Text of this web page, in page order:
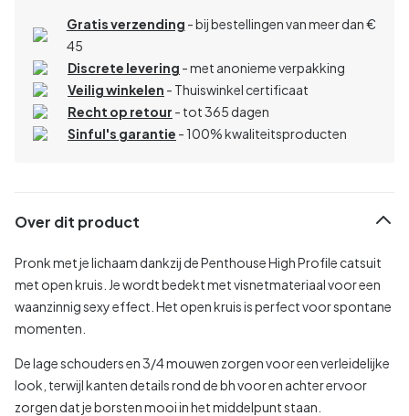
Gratis verzending - bij bestellingen van meer dan €
45
Discrete levering - met anonieme verpakking
Veilig winkelen - Thuiswinkel certificaat
Recht op retour - tot 365 dagen
Sinful's garantie - 100% kwaliteitsproducten
Over dit product
Pronk met je lichaam dankzij de Penthouse High Profile catsuit
met open kruis. Je wordt bedekt met visnetmateriaal voor een
waanzinnig sexy effect. Het open kruis is perfect voor spontane
momenten.
De lage schouders en 3/4 mouwen zorgen voor een verleidelijke
look, terwijl kanten details rond de bh voor en achter ervoor
zorgen dat je borsten mooi in het middelpunt staan.